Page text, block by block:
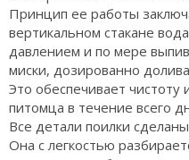
Принцип ее работы
вертикальном стакане
давлением и по мере
миски, дозированно
Это обеспечивает чистоту
питомца в течение всего
Все детали поилки
Она с легкостью